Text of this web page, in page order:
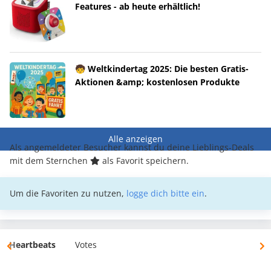
Features - ab heute erhältlich!
🧒 Weltkindertag 2025: Die besten Gratis-
Aktionen &amp; kostenlosen Produkte
Alle anzeigen
Als angemeldeter Besucher kannst du deine Lieblings-Deals
mit dem Sternchen
als Favorit speichern.
Um die Favoriten zu nutzen, logge dich bitte ein.
Heartbeats Votes